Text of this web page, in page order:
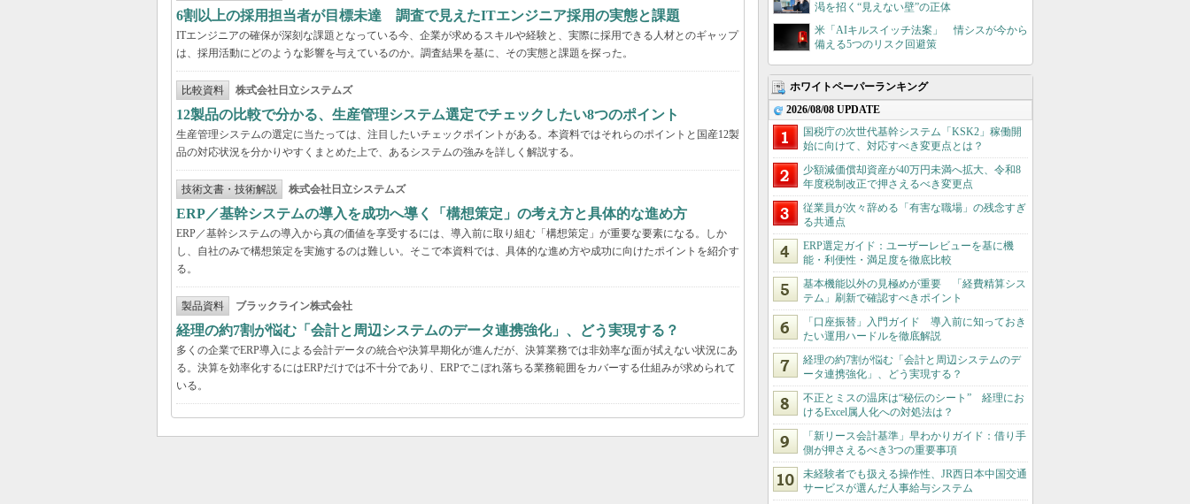
6割以上の採用担当者が目標未達 調査で見えたITエンジニア採用の実態と課題
ITエンジニアの確保が深刻な課題となっている今、企業が求めるスキルや経験と、実際に採用できる人材とのギャップ
は、採用活動にどのような影響を与えているのか。調査結果を基に、その実態と課題を探った。
比較資料 株式会社日立システムズ
12製品の比較で分かる、生産管理システム選定でチェックしたい8つのポイント
生産管理システムの選定に当たっては、注目したいチェックポイントがある。本資料ではそれらのポイントと国産12製
品の対応状況を分かりやすくまとめた上で、あるシステムの強みを詳しく解説する。
技術文書・技術解説 株式会社日立システムズ
ERP／基幹システムの導入を成功へ導く「構想策定」の考え方と具体的な進め方
ERP／基幹システムの導入から真の価値を享受するには、導入前に取り組む「構想策定」が重要な要素になる。しか
し、自社のみで構想策定を実施するのは難しい。そこで本資料では、具体的な進め方や成功に向けたポイントを紹介す
る。
製品資料 ブラックライン株式会社
経理の約7割が悩む「会計と周辺システムのデータ連携強化」、どう実現する？
多くの企業でERP導入による会計データの統合や決算早期化が進んだが、決算業務では非効率な面が拭えない状況にあ
る。決算を効率化するにはERPだけでは不十分であり、ERPでこぼれ落ちる業務範囲をカバーする仕組みが求められて
いる。
渇を招く“見えない壁”の正体
米「AIキルスイッチ法案」 情シスが今から
備える5つのリスク回避策
ホワイトペーパーランキング
2026/08/08 UPDATE
国税庁の次世代基幹システム「KSK2」稼働開
始に向けて、対応すべき変更点とは？
少額減価償却資産が40万円未満へ拡大、令和8
年度税制改正で押さえるべき変更点
従業員が次々辞める「有害な職場」の残念すぎ
る共通点
ERP選定ガイド：ユーザーレビューを基に機
能・利便性・満足度を徹底比較
基本機能以外の見極めが重要 「経費精算シス
テム」刷新で確認すべきポイント
「口座振替」入門ガイド 導入前に知っておき
たい運用ハードルを徹底解説
経理の約7割が悩む「会計と周辺システムのデ
ータ連携強化」、どう実現する？
不正とミスの温床は“秘伝のシート” 経理にお
けるExcel属人化への対処法は？
「新リース会計基準」早わかりガイド：借り手
側が押さえるべき3つの重要事項
未経験者でも扱える操作性、JR西日本中国交通
サービスが選んだ人事給与システム